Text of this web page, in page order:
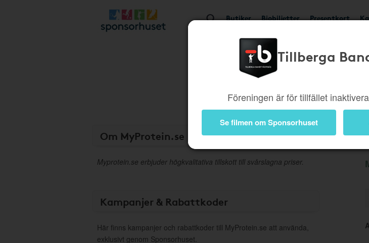
Butiker Biobiljetter Presentkort
Tillberga
Föreningen är för tillfället
Se filmen om Sponsorhuset
Om MyProtein.se
Myprotein.se erbjuder högkvalitativa tillskott till svårslagna priser.
Kampanjer & Rabattkoder
Här finns kampanjer och rabattkoder till MyProtein.se att använda,
exklusivt genom Sponsorhuset.